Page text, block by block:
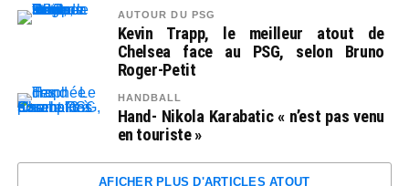
AUTOUR DU PSG
Kevin Trapp, le meilleur atout de
Chelsea face au PSG, selon Bruno
Roger-Petit
HANDBALL
Hand- Nikola Karabatic « n’est pas venu
en touriste »
AFICHER PLUS D'ARTICLES ATOUT